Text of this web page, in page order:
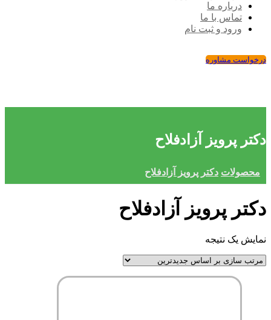
درباره ما
تماس با ما
ورود و ثبت نام
درخواست مشاوره
دکتر پرویز آزادفلاح
محصولات دکتر پرویز آزادفلاح
دکتر پرویز آزادفلاح
نمایش یک نتیجه